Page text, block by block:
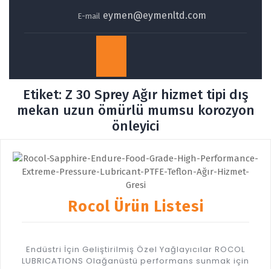
E-mail eymen@eymenltd.com
Button
Etiket: Z 30 Sprey Ağır hizmet tipi dış
mekan uzun ömürlü mumsu korozyon
önleyici
Rocol Ürün Listesi
Endüstri İçin Geliştirilmiş Özel Yağlayıcılar ROCOL
LUBRICATIONS Olağanüstü performans sunmak için